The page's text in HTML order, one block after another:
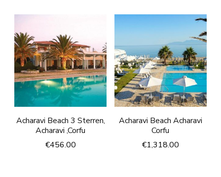
Acharavi Beach 3 Sterren,
Acharavi ,Corfu
€456.00
Acharavi Beach Acharavi
Corfu
€1,318.00